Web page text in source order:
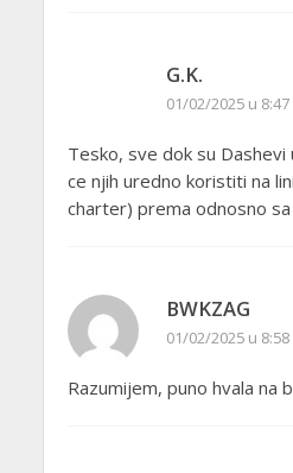
G.K.
01/02/2025 u 8:47
Tesko, sve dok su
ce njih uredno koristiti na
charter) prema odnosno sa
BWKZAG
01/02/2025 u 8:58
Razumijem, puno hvala na